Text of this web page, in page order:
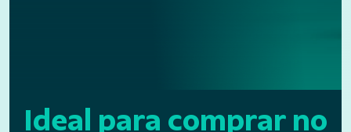
Ideal para comprar no